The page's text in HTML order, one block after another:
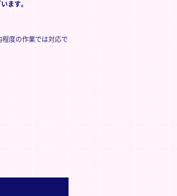
ます。
度の作業では対応で